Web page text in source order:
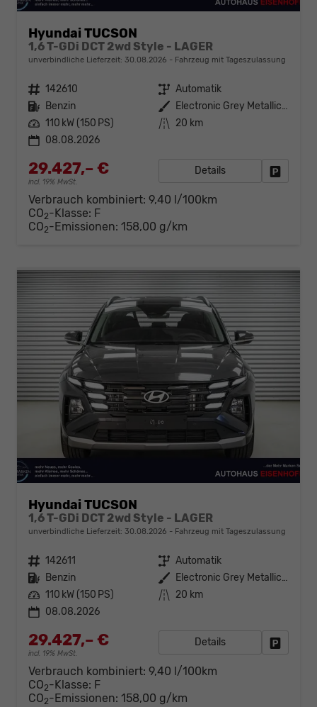
Hyundai TUCSON
1,6 T-GDi DCT 2wd Style - LAGER
unverbindliche Lieferzeit: 30.08.2026 Fahrzeug mit Tageszulassung
Fahrzeugnr. 142610 Getriebe Automatik
Kraftstoff Benzin Außenfarbe
Electronic Grey Metallic ()
Leistung 110 kW (150 PS) Kilometerstand 20 km
08.08.2026
29.427,– €
incl. 19% MwSt.
Details
Verbrauch kombiniert: 9,40 l/100km
CO2-Klasse: F
CO2-Emissionen: 158,00 g/km
Hyundai TUCSON
1,6 T-GDi DCT 2wd Style - LAGER
unverbindliche Lieferzeit: 30.08.2026 Fahrzeug mit Tageszulassung
Fahrzeugnr. 142611 Getriebe Automatik
Kraftstoff Benzin Außenfarbe
Electronic Grey Metallic ()
Leistung 110 kW (150 PS) Kilometerstand 20 km
08.08.2026
29.427,– €
incl. 19% MwSt.
Details
Verbrauch kombiniert: 9,40 l/100km
CO2-Klasse: F
CO2-Emissionen: 158,00 g/km